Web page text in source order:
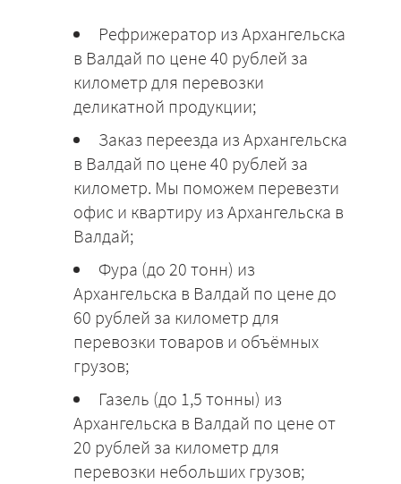
Рефрижератор из Архангельска
в Валдай по цене 40 рублей за
километр для перевозки
деликатной продукции;
Заказ переезда из Архангельска
в Валдай по цене 40 рублей за
километр. Мы поможем перевезти
офис и квартиру из Архангельска в
Валдай;
Фура (до 20 тонн) из
Архангельска в Валдай по цене до
60 рублей за километр для
перевозки товаров и объёмных
грузов;
Газель (до 1,5 тонны) из
Архангельска в Валдай по цене от
20 рублей за километр для
перевозки небольших грузов;